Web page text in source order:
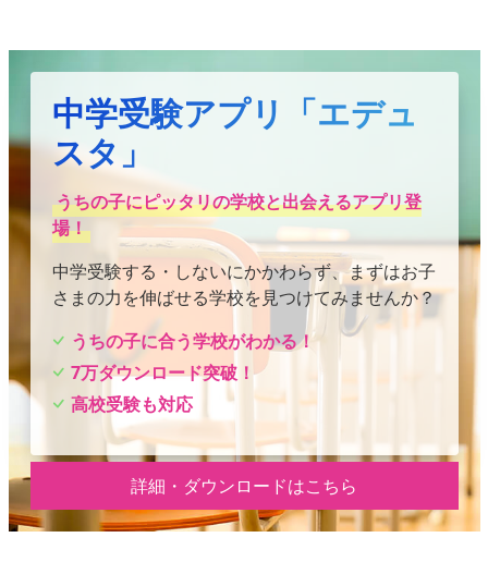
中学受験アプリ「エデュ
スタ」
うちの子にピッタリの学校と出会えるアプリ登
場！
中学受験する・しないにかかわらず、まずはお子
さまの力を伸ばせる学校を見つけてみませんか？
うちの子に合う学校がわかる！
7万ダウンロード突破！
高校受験も対応
詳細・ダウンロードはこちら